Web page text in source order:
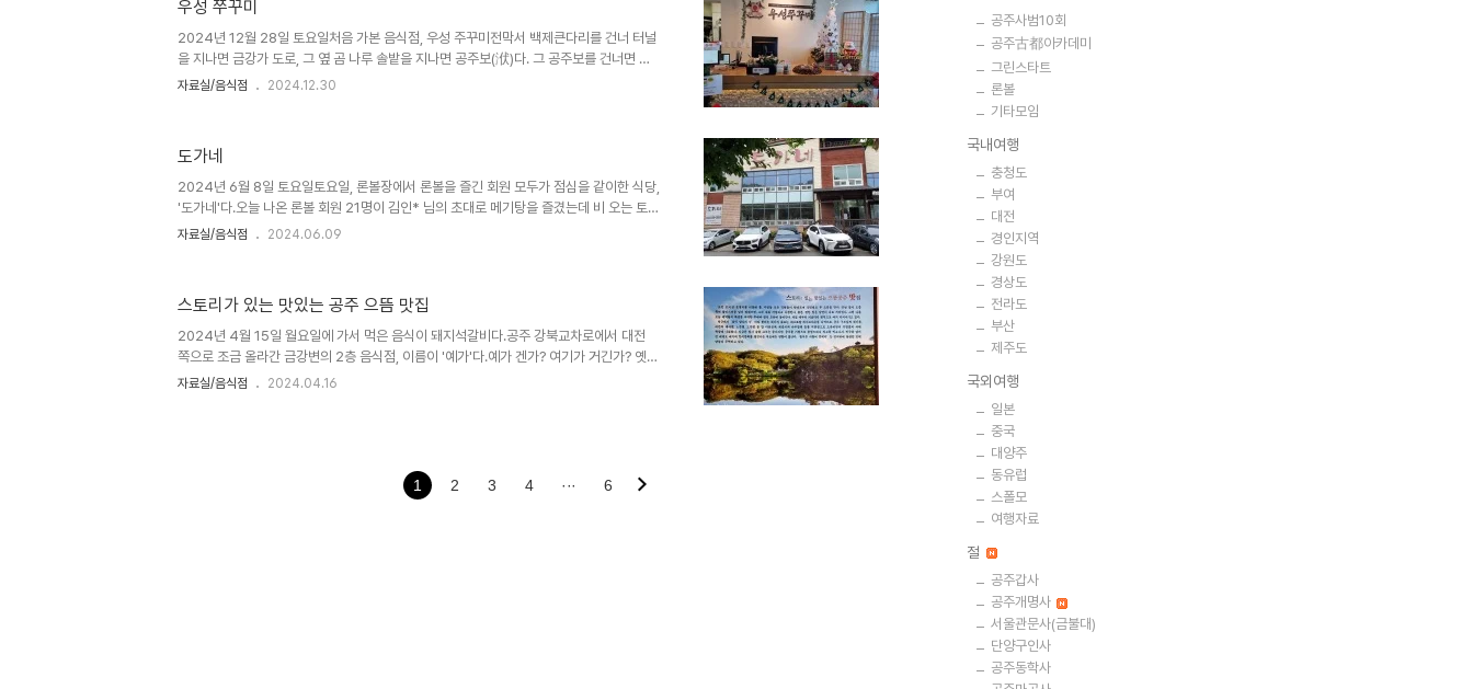
큰다리를 건너 금강가 큰 도로를 달려 곰나루 솔밭과 공주보를 건너서 갔다 오는 길가 경치
도 좋아서 멀다고 느껴지지 않는 곳이다. 오늘은 5명이 점심을 즐겼다.나중에 또 오고..
우성 쭈꾸미
2024년 12월 28일 토요일처음 가본 음식점, 우성 주꾸미전막서 백제큰다리를 건너 터널
을 지나면 금강가 도로, 그 옆 곰 나루 솔밭을 지나면 공주보(洑)다. 그 공주보를 건너면 우
성면 평목리, 좌회전하여 당도한 곳, 제목이 '우성 쭈꾸미'다. 엘리베이터를 타고 올라간 곳,
맞게 비비니 맛이 참 좋았다.돌아가는 길에 보이는 공주보며 다리 위에서 보이는 신관동 아
파트들이 정다움을 더했다. 공주의 쭈꾸미 집 가운데 여기는 우성 쭈꾸미..
자료실/음식점 2024.12.30
도가네
2024년 6월 8일 토요일토요일, 론볼장에서 론볼을 즐긴 회원 모두가 점심을 같이한 식당,
'도가네'다.오늘 나온 론볼 회원 21명이 김인* 님의 초대로 메기탕을 즐겼는데 비 오는 토요
일인데도 식당 안은 많은 사람이 보인다. 우리가 다 먹고 나올 때는 줄을 서서 기다리는 사
찾는다. 맛있고 값싸면 오지 말래도 온다. 변함없는 철칙이다. 현충일 날 쌍신동 칼국수 집
앞 문선성시를 이룬 모습을 보고 그걸 느꼈지만, 여기도 좋은 음식점이다. 먼 곳까지..
자료실/음식점 2024.06.09
스토리가 있는 맛있는 공주 으뜸 맛집
2024년 4월 15일 월요일에 가서 먹은 음식이 돼지석갈비다.공주 강북교차로에서 대전
쪽으로 조금 올라간 금강변의 2층 음식점, 이름이 '예가'다.예가 겐가? 여기가 거긴가? 옛집
을 예가라고 하나? 아니면 예가의 뜻은 뭔가? 언젠가 알아낸 것은 이 식당 사장님 성씨가 예
보니 대한불교 천태종 개명사가 뻔히 보인다. 울타리를 자세히 보니 소나무가 ..
자료실/음식점 2024.04.16
1 2 3 4 ··· 6
공주사범10회
공주古都아카데미
그린스타트
론볼
기타모임
국내여행
충청도
부여
대전
경인지역
강원도
경상도
전라도
부산
제주도
국외여행
일본
중국
대양주
동유럽
스폴모
여행자료
절
공주갑사
공주개명사
서울관문사(금불대)
단양구인사
공주동학사